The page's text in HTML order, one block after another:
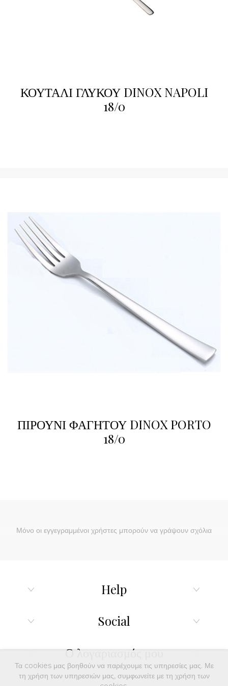
ΚΟΥΤΑΛΙ ΓΛΥΚΟΥ DINOX NAPOLI
18/0
ΠΙΡΟΥΝΙ ΦΑΓΗΤΟΥ DINOX PORTO
18/0
Μόνο οι εγγεγραμμένοι χρήστες μπορούν να γράψουν σχόλια
Help
Social
Ο λογαριασμός μου
Τα cookies μας βοηθούν να παρέχουμε τις υπηρεσίες μας. Με
τη χρήση των υπηρεσιών μας, συμφωνείτε με τη χρήση των